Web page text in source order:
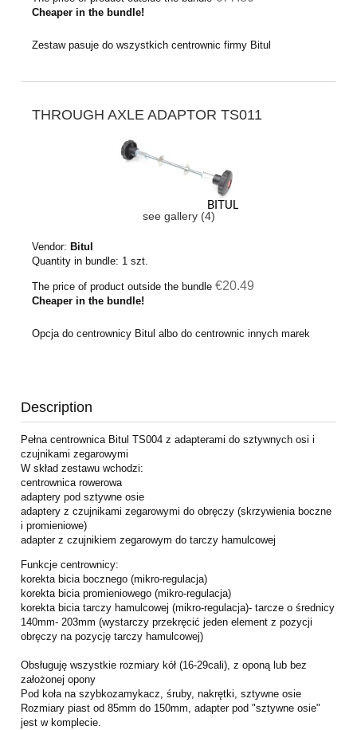
Cheaper in the bundle!
Zestaw pasuje do wszystkich centrownic firmy Bitul
THROUGH AXLE ADAPTOR TS011
see gallery (4)
Vendor: Bitul
Quantity in bundle: 1 szt.
The price of product outside the bundle €20.49
Cheaper in the bundle!
Opcja do centrownicy Bitul albo do centrownic innych marek
Description
Pełna centrownica Bitul TS004 z adapterami do sztywnych osi i
czujnikami zegarowymi
W skład zestawu wchodzi:
centrownica rowerowa
adaptery pod sztywne osie
adaptery z czujnikami zegarowymi do obręczy (skrzywienia boczne
i promieniowe)
adapter z czujnikiem zegarowym do tarczy hamulcowej
Funkcje centrownicy:
korekta bicia bocznego (mikro-regulacja)
korekta bicia promieniowego (mikro-regulacja)
korekta bicia tarczy hamulcowej (mikro-regulacja)- tarcze o średnicy
140mm- 203mm (wystarczy przekręcić jeden element z pozycji
obręczy na pozycję tarczy hamulcowej)
Obsługuję wszystkie rozmiary kół (16-29cali), z oponą lub bez
założonej opony
Pod koła na szybkozamykacz, śruby, nakrętki, sztywne osie
Rozmiary piast od 85mm do 150mm, adapter pod "sztywne osie"
jest w komplecie.